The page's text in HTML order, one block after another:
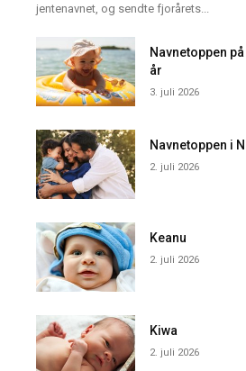
jentenavnet, og sendte fjorårets...
Navnetoppen
år
3. juli 2026
Navnetoppen i
2. juli 2026
Keanu
2. juli 2026
Kiwa
2. juli 2026